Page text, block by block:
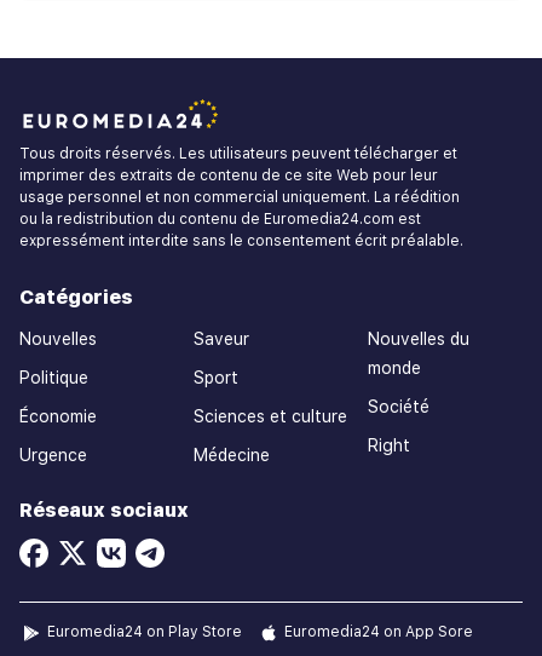
Tous droits réservés. Les utilisateurs peuvent télécharger et
imprimer des extraits de contenu de ce site Web pour leur
usage personnel et non commercial uniquement. La réédition
ou la redistribution du contenu de Euromedia24.com est
expressément interdite sans le consentement écrit préalable.
Catégories
Nouvelles
Politique
Économie
Urgence
Saveur
Sport
Sciences et culture
Médecine
Nouvelles du
monde
Société
Right
Réseaux sociaux
Euromedia24 on Play Store Euromedia24 on App Sore